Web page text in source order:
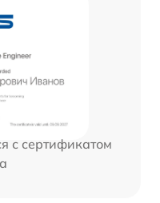
с сертификатом